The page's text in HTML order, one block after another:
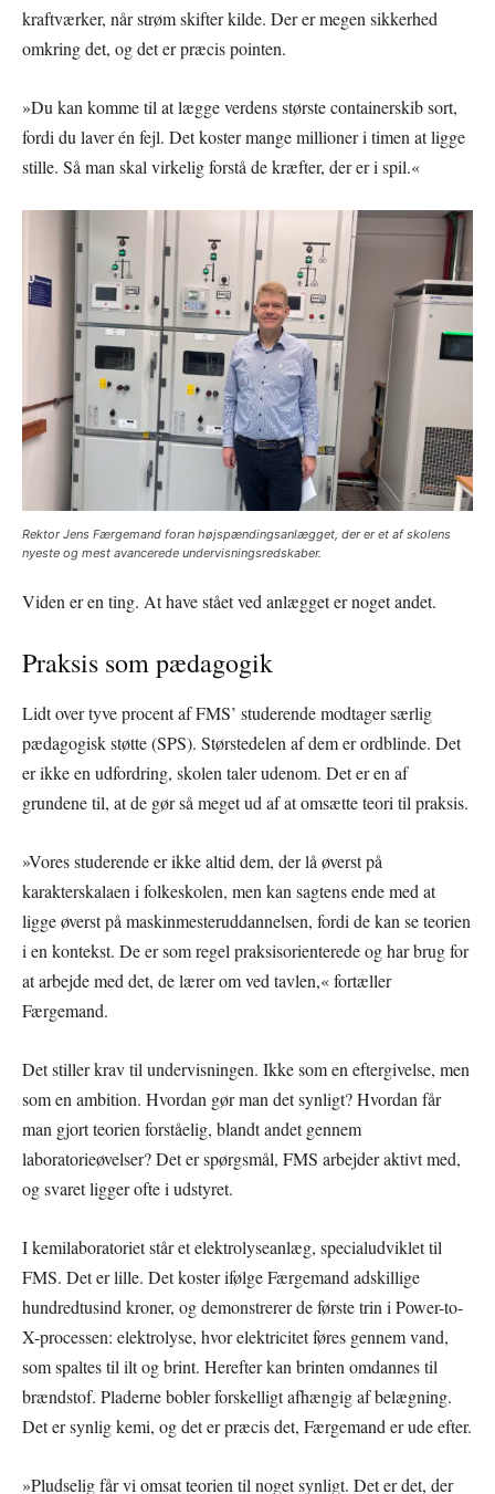
kraftværker, når strøm skifter kilde. Der er megen sikkerhed
omkring det, og det er præcis pointen.
»Du kan komme til at lægge verdens største containerskib sort,
fordi du laver én fejl. Det koster mange millioner i timen at ligge
stille. Så man skal virkelig forstå de kræfter, der er i spil.«
Rektor Jens Færgemand foran højspændingsanlægget, der er et af skolens
nyeste og mest avancerede undervisningsredskaber.
Viden er en ting. At have stået ved anlægget er noget andet.
Praksis som pædagogik
Lidt over tyve procent af FMS’ studerende modtager særlig
pædagogisk støtte (SPS). Størstedelen af dem er ordblinde. Det
er ikke en udfordring, skolen taler udenom. Det er en af
grundene til, at de gør så meget ud af at omsætte teori til praksis.
»Vores studerende er ikke altid dem, der lå øverst på
karakterskalaen i folkeskolen, men kan sagtens ende med at
ligge øverst på maskinmesteruddannelsen, fordi de kan se teorien
i en kontekst. De er som regel praksisorienterede og har brug for
at arbejde med det, de lærer om ved tavlen,« fortæller
Færgemand.
Det stiller krav til undervisningen. Ikke som en eftergivelse, men
som en ambition. Hvordan gør man det synligt? Hvordan får
man gjort teorien forståelig, blandt andet gennem
laboratorieøvelser? Det er spørgsmål, FMS arbejder aktivt med,
og svaret ligger ofte i udstyret.
I kemilaboratoriet står et elektrolyseanlæg, specialudviklet til
FMS. Det er lille. Det koster ifølge Færgemand adskillige
hundredtusind kroner, og demonstrerer de første trin i Power-to-
X-processen: elektrolyse, hvor elektricitet føres gennem vand,
som spaltes til ilt og brint. Herefter kan brinten omdannes til
brændstof. Pladerne bobler forskelligt afhængig af belægning.
Det er synlig kemi, og det er præcis det, Færgemand er ude efter.
»Pludselig får vi omsat teorien til noget synligt. Det er det, der